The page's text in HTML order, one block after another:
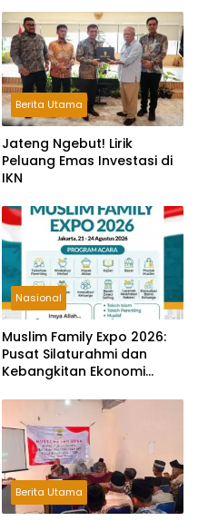
Berita Utama
Jateng Ngebut! Lirik
Peluang Emas Investasi di
IKN
Nasional
Muslim Family Expo 2026:
Pusat Silaturahmi dan
Kebangkitan Ekonomi
Berita Utama